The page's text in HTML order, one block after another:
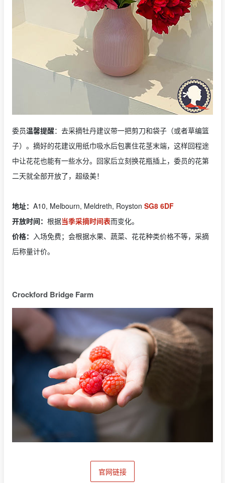
委员温馨提醒：去采摘牡丹建议带一把剪刀和袋子（或者草编篮
子）。摘好的花建议用纸巾吸水后包裹住花茎末端，这样回程途
中让花花也能有一些水分。回家后立刻换花瓶插上，委员的花第
二天就全部开放了，超级美！
地址： A10, Melbourn, Meldreth, Royston SG8 6DF
开放时间： 根据当季采摘时间表而变化。
价格： 入场免费；会根据水果、蔬菜、花花种类价格不等，采摘
后称量计价。
Crockford Bridge Farm
官网链接